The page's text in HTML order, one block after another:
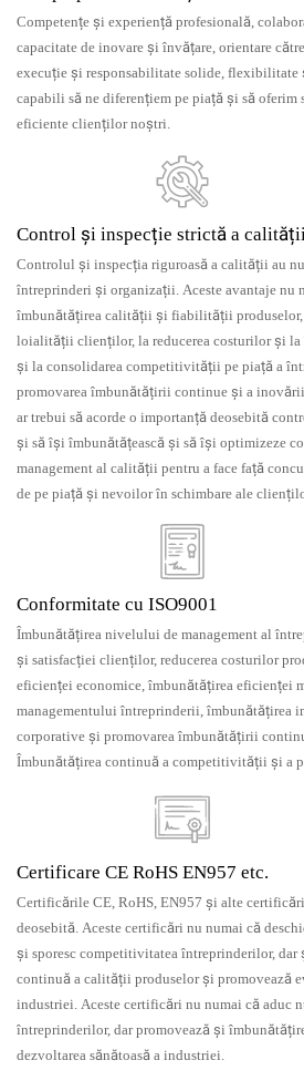
Competențe și experiență profesională,
capacitate de inovare și învățare, orientare
execuție și responsabilitate solide, flexibilitate
capabili să ne diferențiem pe piață și să oferim
eficiente clienților noștri.
Control și inspecție strictă a
Controlul și inspecția riguroasă a calității au
întreprinderi și organizații. Aceste avantaje nu
îmbunătățirea calității și fiabilității produselor,
loialității clienților, la reducerea costurilor și
și la consolidarea competitivității pe piață a
promovarea îmbunătățirii continue și a
ar trebui să acorde o importanță deosebită
și să își îmbunătățească și să își optimizeze
management al calității pentru a face față
de pe piață și nevoilor în schimbare ale
Conformitate cu ISO9001
Îmbunătățirea nivelului de management al
și satisfacției clienților, reducerea costurilor
eficienței economice, îmbunătățirea eficienței
managementului întreprinderii,
corporative și promovarea îmbunătățirii
Îmbunătățirea continuă a competitivității și a
Certificare CE RoHS EN957 etc.
Certificările CE, RoHS, EN957 și alte
deosebită. Aceste certificări nu numai că
și sporesc competitivitatea întreprinderilor,
continuă a calității produselor și promovează
industriei. Aceste certificări nu numai că aduc
întreprinderilor, dar promovează și
dezvoltarea sănătoasă a industriei.